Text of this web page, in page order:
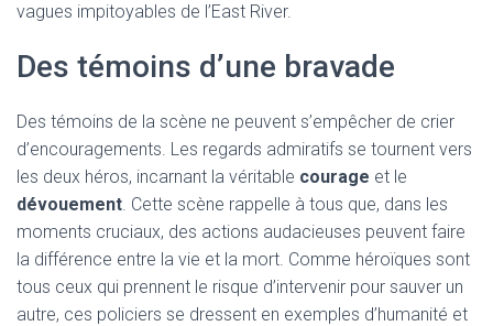
vagues impitoyables de l’East River.
Des témoins d’une bravade
Des témoins de la scène ne peuvent s’empêcher de crier
d’encouragements. Les regards admiratifs se tournent vers
les deux héros, incarnant la véritable courage et le
dévouement. Cette scène rappelle à tous que, dans les
moments cruciaux, des actions audacieuses peuvent faire
la différence entre la vie et la mort. Comme héroïques sont
tous ceux qui prennent le risque d’intervenir pour sauver un
autre, ces policiers se dressent en exemples d’humanité et